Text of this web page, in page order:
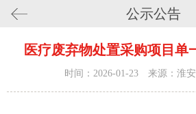
公示公告
医疗废弃物处置采购项目单
时间：2026-01-23 来源：淮